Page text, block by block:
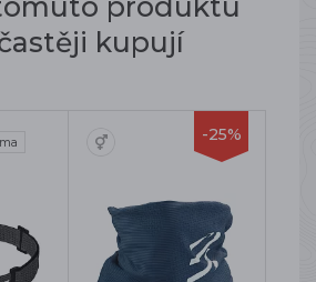
produktu
kupují
-25%